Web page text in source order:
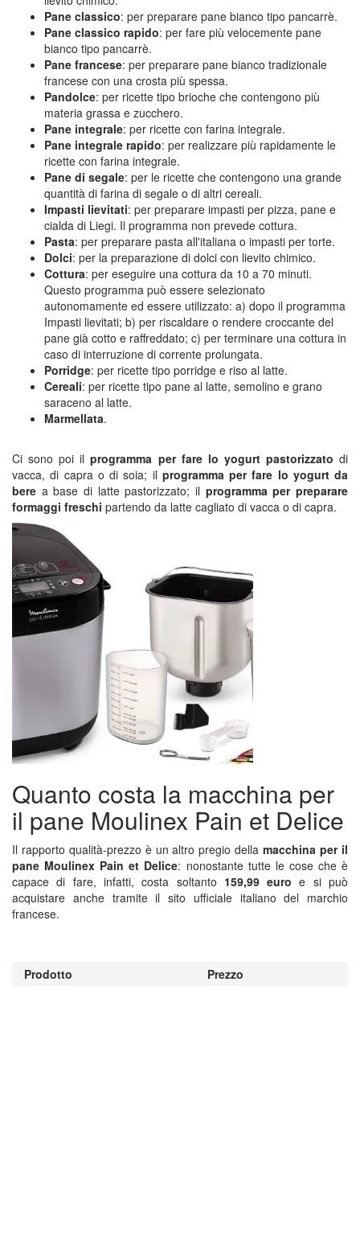
Pane classico: per preparare pane bianco tipo pancarrè.
Pane classico rapido: per fare più velocemente pane
bianco tipo pancarrè.
Pane francese: per preparare pane bianco tradizionale
francese con una crosta più spessa.
Pandolce: per ricette tipo brioche che contengono più
materia grassa e zucchero.
Pane integrale: per ricette con farina integrale.
Pane integrale rapido: per realizzare più rapidamente le
ricette con farina integrale.
Pane di segale: per le ricette che contengono una grande
quantità di farina di segale o di altri cereali.
Impasti lievitati: per preparare impasti per pizza, pane e
cialda di Liegi. Il programma non prevede cottura.
Pasta: per preparare pasta all'italiana o impasti per torte.
Dolci: per la preparazione di dolci con lievito chimico.
Cottura: per eseguire una cottura da 10 a 70 minuti.
Questo programma può essere selezionato
autonomamente ed essere utilizzato: a) dopo il programma
Impasti lievitati; b) per riscaldare o rendere croccante del
pane già cotto e raffreddato; c) per terminare una cottura in
caso di interruzione di corrente prolungata.
Porridge: per ricette tipo porridge e riso al latte.
Cereali: per ricette tipo pane al latte, semolino e grano
saraceno al latte.
Marmellata.
Ci sono poi ilprogramma per fare lo yogurt pastorizzato di
vacca, di capra o di soia; il programma per fare lo yogurt da
bere a base di latte pastorizzato; il programma per preparare
formaggi freschi partendo da latte cagliato di vacca o di capra.
Quanto costa la macchina per
il pane Moulinex Pain et Delice
Il rapporto qualità-prezzo è un altro pregio dellamacchina per il
pane Moulinex Pain et Delice: nonostante tutte le cose che è
capace di fare, infatti, costa soltanto 159,99 euro e si può
acquistare anche tramite il sito ufficiale italiano del marchio
francese.
Prodotto Prezzo